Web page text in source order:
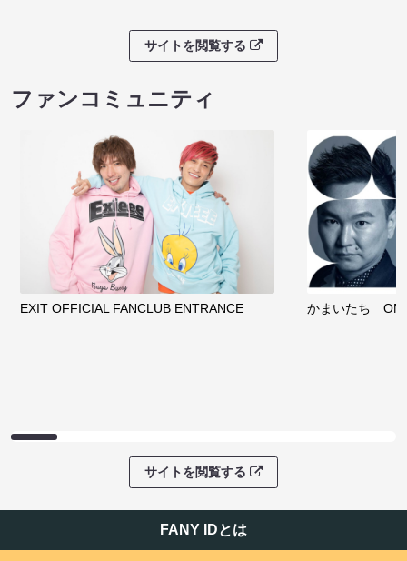
サイトを閲覧する
ファンコミュニティ
EXIT OFFICIAL FANCLUB ENTRANCE かまいたち
サイトを閲覧する
FANY IDとは